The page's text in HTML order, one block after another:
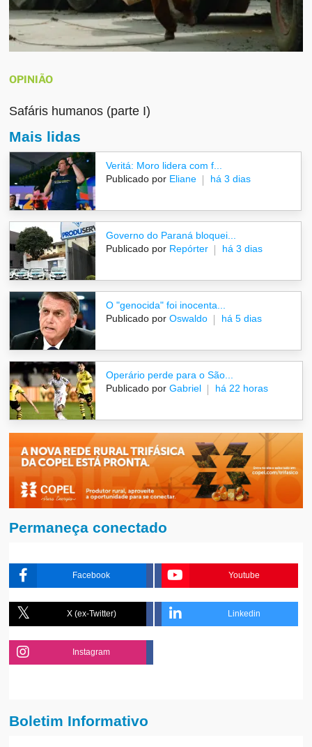
OPINIÃO
Safáris humanos (parte I)
Mais lidas
Veritá: Moro lidera com f...
Publicado por Eliane há 3 dias
Governo do Paraná bloquei...
Publicado por Repórter há 3 dias
O "genocida" foi inocenta...
Publicado por Oswaldo há 5 dias
Operário perde para o São...
Publicado por Gabriel há 22 horas
Permaneça conectado
Facebook Youtube
X (ex-Twitter) Linkedin
Instagram
Boletim Informativo